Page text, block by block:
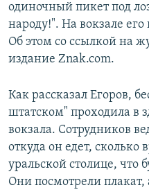
одиночный пикет под
народу!". На вокзале
Об этом со ссылкой на
издание Znak.com.
Как рассказал Егоров,
штатском" проходила в
вокзала. Сотрудников
откуда он едет, сколько
уральской столице, что
Они посмотрели